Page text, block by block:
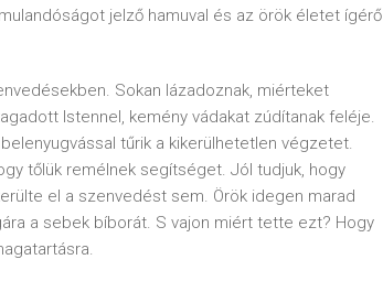
jelző hamuval és az örök életet ígérő
Sokan lázadoznak, miérteket
Istennel, kemény vádakat zúdítanak feléje.
tűrik a kikerülhetetlen végzetet.
tőlük remélnek segítséget. Jól tudjuk, hogy
el a szenvedést sem. Örök idegen marad
a sebek bíborát. S vajon miért tette ezt? Hogy